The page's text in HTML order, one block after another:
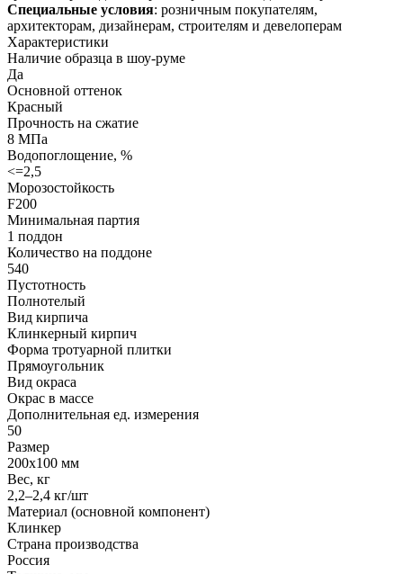
Специальные условия: розничным покупателям,
архитекторам, дизайнерам, строителям и девелоперам
Характеристики
Наличие образца в шоу-руме
Да
Основной оттенок
Красный
Прочность на сжатие
8 МПа
Водопоглощение, %
<=2,5
Морозостойкость
F200
Минимальная партия
1 поддон
Количество на поддоне
540
Пустотность
Полнотелый
Вид кирпича
Клинкерный кирпич
Форма тротуарной плитки
Прямоугольник
Вид окраса
Окрас в массе
Дополнительная ед. измерения
50
Размер
200х100 мм
Вес, кг
2,2–2,4 кг/шт
Материал (основной компонент)
Клинкер
Страна производства
Россия